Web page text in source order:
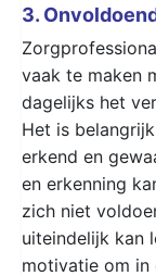
3.
vaak te maken
dagelijks het
Het is
erkend en
en erkenning
zich niet
uiteindelijk kan
motivatie om in